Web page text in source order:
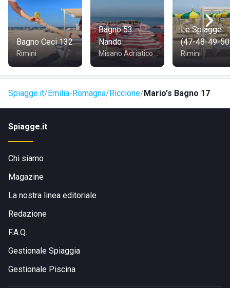
posizione strategica. È situato vicino al centro di Riccione e
si può arrivare comodamente in auto tramite l'autostrada A-
14. Una volta usciti dall'autostrada, seguire le indicazioni
per Via Torino. La zona è ben servita anche dai mezzi
pubblici, con diverse linee di autobus che collegano il
centro città con le principali attrazioni turistiche della
Riviera.
Bagno Ceci 132
Rimini
Bagno 53
Nando
Misano Adriatico
Le Spiagge
(47-48-49-
Rimini
Spiagge.it Emilia-Romagna Riccione Mario's Bagno 17
Spiagge.it
Chi siamo
Magazine
La nostra linea editoriale
Redazione
F.A.Q.
Gestionale Spiaggia
Gestionale Piscina